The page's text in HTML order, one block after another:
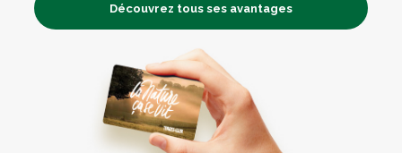
Découvrez tous ses avantages